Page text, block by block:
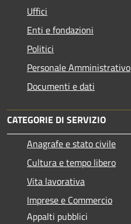
Uffici
Enti e fondazioni
Politici
Personale Amministrativo
Documenti e dati
CATEGORIE DI SERVIZIO
Anagrafe e stato civile
Cultura e tempo libero
Vita lavorativa
Imprese e Commercio
Appalti pubblici